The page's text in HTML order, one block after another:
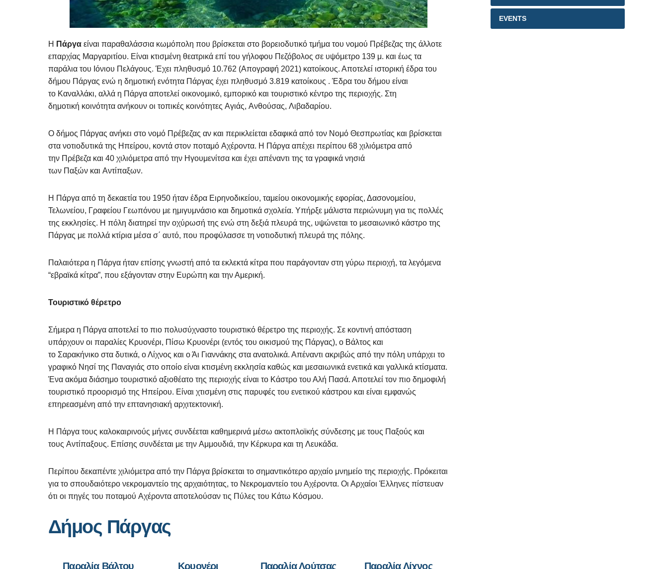
Η Πάργα είναι παραθαλάσσια κωμόπολη που βρίσκεται στο βορειοδυτικό τμήμα του νομού Πρέβεζας της άλλοτε
επαρχίας Μαργαριτίου. Είναι κτισμένη θεατρικά επί του γήλοφου Πεζόβολος σε υψόμετρο 139 μ. και έως τα
παράλια του Ιόνιου Πελάγους. Έχει πληθυσμό 10.762 (Απογραφή 2021) κατοίκους. Αποτελεί ιστορική έδρα του
δήμου Πάργας ενώ η δημοτική ενότητα Πάργας έχει πληθυσμό 3.819 κατοίκους . Έδρα του δήμου είναι
το Καναλλάκι, αλλά η Πάργα αποτελεί οικονομικό, εμπορικό και τουριστικό κέντρο της περιοχής. Στη
δημοτική κοινότητα ανήκουν οι τοπικές κοινότητες Αγιάς, Ανθούσας, Λιβαδαρίου.
Ο δήμος Πάργας ανήκει στο νομό Πρέβεζας αν και περικλείεται εδαφικά από τον Νομό Θεσπρωτίας και βρίσκεται
στα νοτιοδυτικά της Ηπείρου, κοντά στον ποταμό Αχέροντα. Η Πάργα απέχει περίπου 68 χιλιόμετρα από
την Πρέβεζα και 40 χιλιόμετρα από την Ηγουμενίτσα και έχει απέναντι της τα γραφικά νησιά
των Παξών και Αντίπαξων.
Η Πάργα από τη δεκαετία του 1950 ήταν έδρα Ειρηνοδικείου, ταμείου οικονομικής εφορίας, Δασονομείου,
Τελωνείου, Γραφείου Γεωπόνου με ημιγυμνάσιο και δημοτικά σχολεία. Υπήρξε μάλιστα περιώνυμη για τις πολλές
της εκκλησίες. Η πόλη διατηρεί την οχύρωσή της ενώ στη δεξιά πλευρά της, υψώνεται το μεσαιωνικό κάστρο της
Πάργας με πολλά κτίρια μέσα σ΄ αυτό, που προφύλασσε τη νοτιοδυτική πλευρά της πόλης.
Παλαιότερα η Πάργα ήταν επίσης γνωστή από τα εκλεκτά κίτρα που παράγονταν στη γύρω περιοχή, τα λεγόμενα
“εβραϊκά κίτρα”, που εξάγονταν στην Ευρώπη και την Αμερική.
Τουριστικό θέρετρο
Σήμερα η Πάργα αποτελεί το πιο πολυσύχναστο τουριστικό θέρετρο της περιοχής. Σε κοντινή απόσταση
υπάρχουν οι παραλίες Κρυονέρι, Πίσω Κρυονέρι (εντός του οικισμού της Πάργας), ο Βάλτος και
το Σαρακήνικο στα δυτικά, ο Λίχνος και ο Άι Γιαννάκης στα ανατολικά. Απέναντι ακριβώς από την πόλη υπάρχει το
γραφικό Νησί της Παναγιάς στο οποίο είναι κτισμένη εκκλησία καθώς και μεσαιωνικά ενετικά και γαλλικά κτίσματα.
Ένα ακόμα διάσημο τουριστικό αξιοθέατο της περιοχής είναι το Κάστρο του Αλή Πασά. Αποτελεί τον πιο δημοφιλή
τουριστικό προορισμό της Ηπείρου. Είναι χτισμένη στις παρυφές του ενετικού κάστρου και είναι εμφανώς
επηρεασμένη από την επτανησιακή αρχιτεκτονική.
Η Πάργα τους καλοκαιρινούς μήνες συνδέεται καθημερινά μέσω ακτοπλοϊκής σύνδεσης με τους Παξούς και
τους Αντίπαξους. Επίσης συνδέεται με την Αμμουδιά, την Κέρκυρα και τη Λευκάδα.
Περίπου δεκαπέντε χιλιόμετρα από την Πάργα βρίσκεται το σημαντικότερο αρχαίο μνημείο της περιοχής. Πρόκειται
για το σπουδαιότερο νεκρομαντείο της αρχαιότητας, το Νεκρομαντείο του Αχέροντα. Οι Αρχαίοι Έλληνες πίστευαν
ότι οι πηγές του ποταμού Αχέροντα αποτελούσαν τις Πύλες του Κάτω Κόσμου.
Δήμος Πάργας
Παραλία Βάλτου Κρυονέρι Παραλία Λούτσας Παραλία Λίχνος
EVENTS